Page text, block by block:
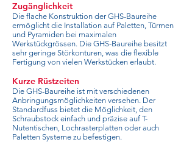
Zugänglichkeit
Die flache Konstruktion der GHS-Baureihe
ermöglicht die Installation auf Paletten, Türmen
und Pyramiden bei maximalen
Werkstückgrössen. Die GHS-Baureihe besitzt
sehr geringe Störkonturen, was die flexible
Fertigung von vielen Werkstücken erlaubt.
Kurze Rüstzeiten
Die GHS-Baureihe ist mit verschiedenen
Anbringungsmöglichkeiten versehen. Der
Standardfuss bietet die Möglichkeit, den
Schraubstock einfach und präzise auf T-
Nutentischen, Lochrasterplatten oder auch
Paletten Systeme zu befestigen.